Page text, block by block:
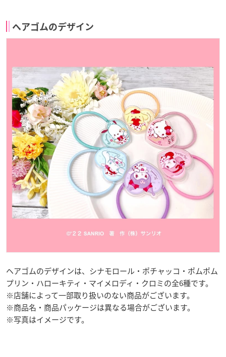
ヘアゴムのデザイン
ヘアゴムのデザインは、シナモロール・ポチャッコ・ポムポム
プリン・ハローキティ・マイメロディ・クロミの全6種です。
※店舗によって一部取り扱いのない商品がございます。
※商品名・商品パッケージは異なる場合がございます。
※写真はイメージです。